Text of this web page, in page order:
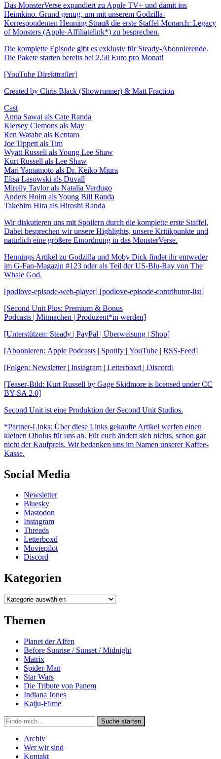
Das MonsterVerse expandiert zu Apple TV+ und damit ins
Heimkino. Grund genug, um mit unserem Godzilla-
Korrespondenten Henning Strauß die erste Staffel Monarch: Legacy
of Monsters (Apple-Affiliatelink*) zu besprechen.
Die komplette Episode gibt es exklusiv für Steady-Abonnierende.
Die Pakete starten bereits bei 2,50 Euro pro Monat!
[YouTube Direkttrailer]
Created by ​​Chris Black (Showrunner) & Matt Fraction
Cast
Anna Sawai als Cate Randa
Kiersey Clemons als May
Ren Watabe als Kentaro
Joe Tippett als Tim
Wyatt Russell als Young Lee Shaw
Kurt Russell als Lee Shaw
Mari Yamamoto als Dr. Keiko Miura
Elisa Lasowski als Duvall
Mirelly Taylor als Natalia Verdugo
Anders Holm als Young Bill Randa
Takehiro Hira als Hiroshi Randa
Wir diskutieren uns mit Spoilern durch die komplette erste Staffel.
Dabei besprechen wir unsere Highlights, unsere Kritikpunkte und
natürlich eine größere Einordnung in das MonsterVerse.
Hennings Artikel zu Godzilla und Moby Dick findet ihr entweder
im G-Fan-Magazin #123 oder als Teil der US-Blu-Ray von The
Whale God.
[podlove-episode-web-player] [podlove-episode-contributor-list]
[Second Unit Plus: Premium & Bonus
Podcasts | Mitmachen | Produzent*in werden]
[Unterstützen: Steady | PayPal | Überweisung | Shop]
[Abonnieren: Apple Podcasts | Spotify | YouTube | RSS-Feed]
[Folgen: Newsletter | Instagram | Letterboxd | Discord]
[Teaser-Bild: Kurt Russell by Gage Skidmore is licensed under CC
BY-SA 2.0]
Second Unit ist eine Produktion der Second Unit Studios.
*Partner-Links: Über diese Links gekaufte Artikel werfen einen
kleinen Obolus für uns ab. Für euch ändert sich nichts, schon gar
nicht der Kaufpreis. Wir bedanken uns im Namen unserer Kaffee-
Kasse.
Social Media
Newsletter
Bluesky
Mastodon
Instagram
Threads
Letterboxd
Moviepilot
Discord
Kategorien
Kategorien
Themen
Planet der Affen
Before Sunrise / Sunset / Midnight
Matrix
Spider-Man
Star Wars
Die Tribute von Panem
Indiana Jones
Kaiju-Filme
Suche
in
https://secondunit-
podcast.de/
Suche starten
Archiv
Wer wir sind
Kontakt